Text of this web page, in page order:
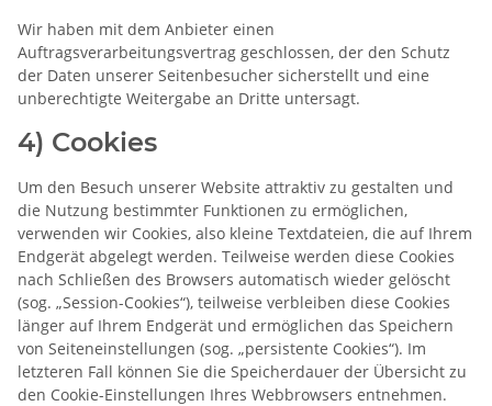
Wir haben mit dem Anbieter einen
Auftragsverarbeitungsvertrag geschlossen, der den Schutz
der Daten unserer Seitenbesucher sicherstellt und eine
unberechtigte Weitergabe an Dritte untersagt.
4) Cookies
Um den Besuch unserer Website attraktiv zu gestalten und
die Nutzung bestimmter Funktionen zu ermöglichen,
verwenden wir Cookies, also kleine Textdateien, die auf Ihrem
Endgerät abgelegt werden. Teilweise werden diese Cookies
nach Schließen des Browsers automatisch wieder gelöscht
(sog. „Session-Cookies“), teilweise verbleiben diese Cookies
länger auf Ihrem Endgerät und ermöglichen das Speichern
von Seiteneinstellungen (sog. „persistente Cookies“). Im
letzteren Fall können Sie die Speicherdauer der Übersicht zu
den Cookie-Einstellungen Ihres Webbrowsers entnehmen.